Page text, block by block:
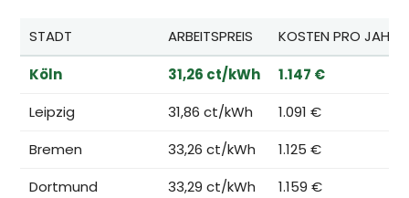
STADT ARBEITSPREIS
KOSTEN PRO JAHR*
Köln
31,26 ct/kWh
1.147 €
Leipzig
31,86 ct/kWh
1.091 €
Bremen
33,26 ct/kWh
1.125 €
Dortmund
33,29 ct/kWh
1.159 €